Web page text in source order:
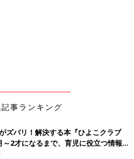
事ランキング
ズバリ！解決する本『ひよこクラブ
2才になるまで、育児に役立つ情報が